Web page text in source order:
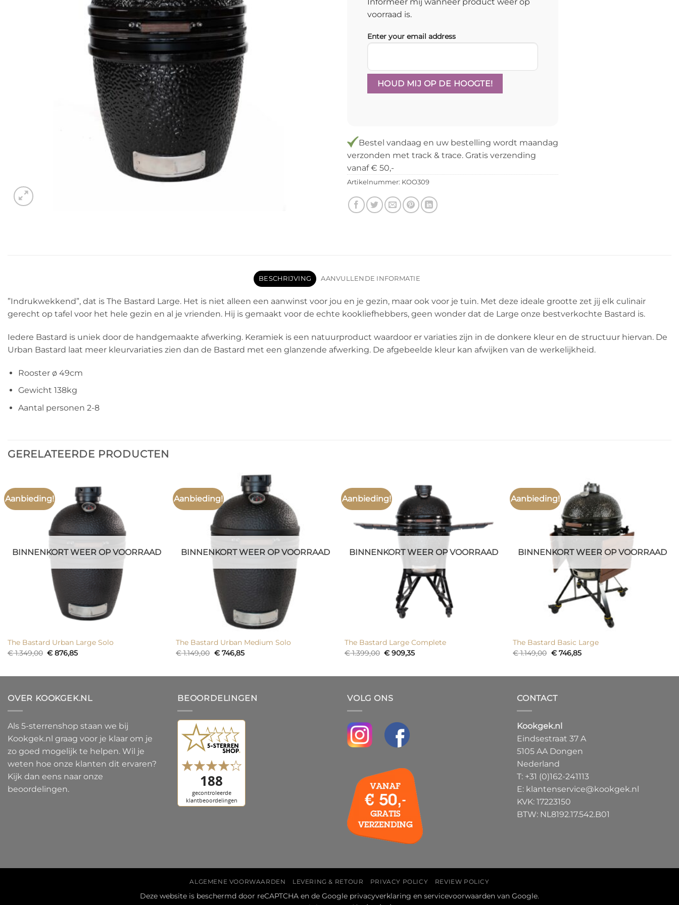
Informeer mij wanneer product weer op
voorraad is.
Enter your email address
Bestel vandaag en uw bestelling wordt maandag
verzonden met track & trace. Gratis verzending
vanaf € 50,-
Artikelnummer: KOO309
BESCHRIJVING AANVULLENDE INFORMATIE
”Indrukwekkend”, dat is The Bastard Large. Het is niet alleen een aanwinst voor jou en je gezin, maar ook voor je tuin. Met deze ideale grootte zet jij elk culinair
gerecht op tafel voor het hele gezin en al je vrienden. Hij is gemaakt voor de echte kookliefhebbers, geen wonder dat de Large onze bestverkochte Bastard is.
Iedere Bastard is uniek door de handgemaakte afwerking. Keramiek is een natuurproduct waardoor er variaties zijn in de donkere kleur en de structuur hiervan. De
Urban Bastard laat meer kleurvariaties zien dan de Bastard met een glanzende afwerking. De afgebeelde kleur kan afwijken van de werkelijkheid.
Rooster ø 49cm
Gewicht 138kg
Aantal personen 2-8
GERELATEERDE PRODUCTEN
Aanbieding!
BINNENKORT WEER OP VOORRAAD
The Bastard Urban Large Solo
€1.349,00 Oorspronkelijke
€876,85Huidige
Aanbieding!
BINNENKORT WEER OP VOORRAAD
The Bastard Urban Medium Solo
€1.149,00 Oorspronkelijke
€746,85Huidige
Aanbieding!
BINNENKORT WEER OP VOORRAAD
The Bastard Large Complete
€1.399,00 Oorspronkelijke
€909,35Huidige
Aanbieding!
BINNENKORT WEER OP VOORRAAD
The Bastard Basic Large
€1.149,00 Oorspronkelijke
€746,85Huidige
OVER KOOKGEK.NL
Als 5-sterrenshop staan we bij
Kookgek.nl graag voor je klaar om je
zo goed mogelijk te helpen. Wil je
weten hoe onze klanten dit ervaren?
Kijk dan eens naar onze
beoordelingen.
BEOORDELINGEN VOLG ONS CONTACT
Kookgek.nl
Eindsestraat 37 A
5105 AA Dongen
Nederland
T: +31 (0)162-241113
E: klantenservice@kookgek.nl
KVK: 17223150
BTW: NL8192.17.542.B01
ALGEMENE VOORWAARDEN LEVERING & RETOUR PRIVACY POLICY REVIEW POLICY
Deze website is beschermd door reCAPTCHA en de Google privacyverklaring en servicevoorwaarden van Google.